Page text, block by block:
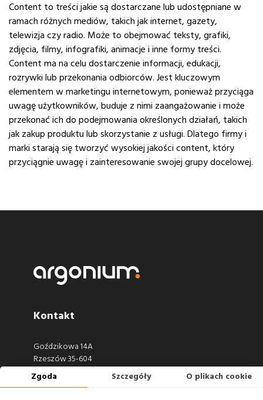
Content to treści jakie są dostarczane lub udostępniane w
ramach różnych mediów, takich jak internet, gazety,
telewizja czy radio. Może to obejmować teksty, grafiki,
zdjęcia, filmy, infografiki, animacje i inne formy treści.
Content ma na celu dostarczenie informacji, edukacji,
rozrywki lub przekonania odbiorców. Jest kluczowym
elementem w marketingu internetowym, ponieważ przyciąga
uwagę użytkowników, buduje z nimi zaangażowanie i może
przekonać ich do podejmowania określonych działań, takich
jak zakup produktu lub skorzystanie z usługi. Dlatego firmy i
marki starają się tworzyć wysokiej jakości content, który
przyciągnie uwagę i zainteresowanie swojej grupy docelowej.
Kontakt
Goździkowa 14A
Rzeszów 35-604
Zgoda Szczegóły O plikach cookie